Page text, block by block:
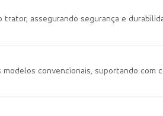
assegurando segurança e
convencionais, suportando